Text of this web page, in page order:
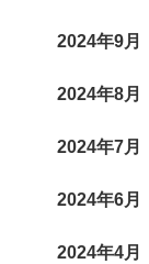
2024年9月
2024年8月
2024年7月
2024年6月
2024年4月